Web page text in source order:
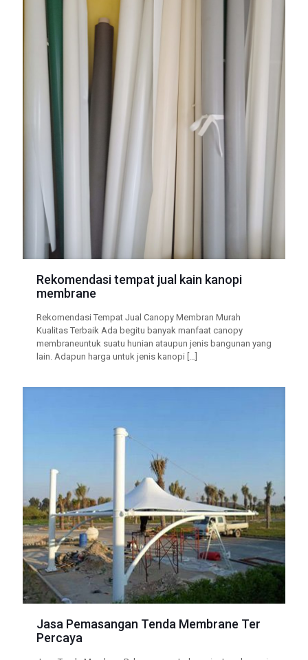
Rekomendasi tempat jual kain kanopi
membrane
Rekomendasi Tempat Jual Canopy Membran Murah
Kualitas Terbaik Ada begitu banyak manfaat canopy
membraneuntuk suatu hunian ataupun jenis bangunan yang
lain. Adapun harga untuk jenis kanopi […]
Jasa Pemasangan Tenda Membrane Ter
Percaya